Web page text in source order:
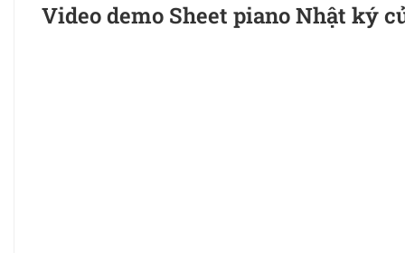
Video demo Sheet piano Nhật ký